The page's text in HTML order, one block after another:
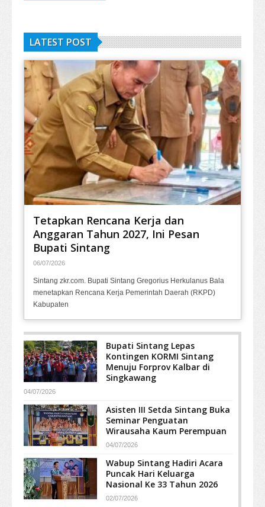
LATEST POST
Tetapkan Rencana Kerja dan
Anggaran Tahun 2027, Ini Pesan
Bupati Sintang
06/07/2026
Sintang zkr.com. Bupati Sintang Gregorius Herkulanus Bala
menetapkan Rencana Kerja Pemerintah Daerah (RKPD)
Kabupaten
Bupati Sintang Lepas
Kontingen KORMI Sintang
Menuju Forprov Kalbar di
Singkawang
04/07/2026
Asisten III Setda Sintang Buka
Seminar Penguatan
Wirausaha Kaum Perempuan
04/07/2026
Wabup Sintang Hadiri Acara
Puncak Hari Keluarga
Nasional Ke 33 Tahun 2026
02/07/2026